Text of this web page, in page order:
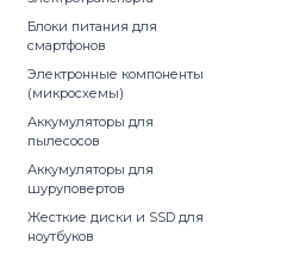
Блоки питания для
смартфонов
Электронные компоненты
(микросхемы)
Аккумуляторы для
пылесосов
Аккумуляторы для
шуруповертов
Жесткие диски и SSD для
ноутбуков